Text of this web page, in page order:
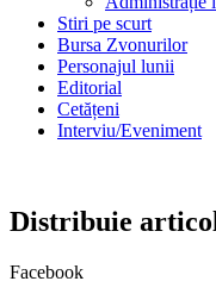
Stiri pe scurt
Bursa Zvonurilor
Personajul lunii
Editorial
Cetățeni
Interviu/Eveniment
Distribuie
Facebook